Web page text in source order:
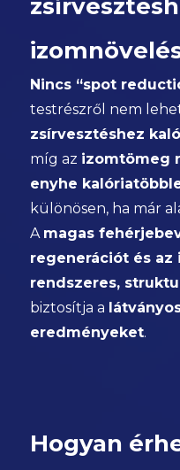
Nincs “spot
testrészről nem
zsírvesztéshez
míg az izomtömeg
enyhe
különösen, ha már
A magas
regenerációt és
rendszeres,
biztosítja a
eredményeket.
Hogyan